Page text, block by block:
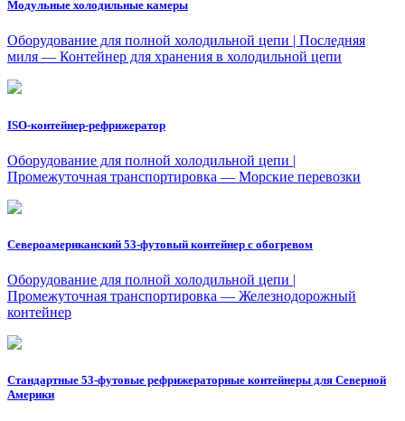
Модульные холодильные камеры
Оборудование для полной холодильной цепи | Последняя
миля — Контейнер для хранения в холодильной цепи
ISO-контейнер-рефрижератор
Оборудование для полной холодильной цепи |
Промежуточная транспортировка — Морские перевозки
Североамериканский 53-футовый контейнер с обогревом
Оборудование для полной холодильной цепи |
Промежуточная транспортировка — Железнодорожный
контейнер
Стандартные 53-футовые рефрижераторные контейнеры для Северной
Америки